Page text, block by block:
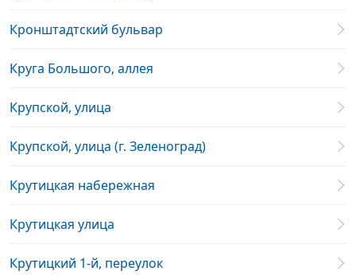
Кронштадтский бульвар
Круга Большого, аллея
Крупской, улица
Крупской, улица (г. Зеленоград)
Крутицкая набережная
Крутицкая улица
Крутицкий 1-й, переулок